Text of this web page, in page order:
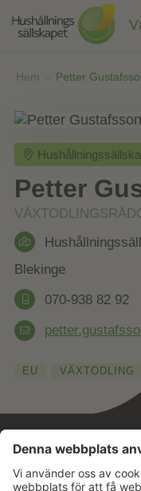
innehåll
Hem Petter
Petter
Blekinge
070-938 82 92
EU VÄXTODLING